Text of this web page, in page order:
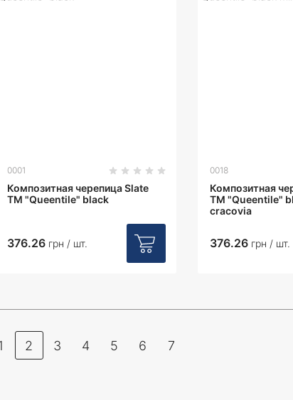
0001
Композитная черепица Slate
ТМ "Queentile" black
376.26грн / шт.
0018
Композитная
ТМ "Queentile"
cracovia
376.26грн / шт.
2 3 4 5 6 7